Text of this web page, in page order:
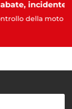
della moto lungo